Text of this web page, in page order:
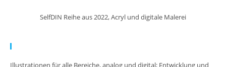
SelfDIN Reihe aus 2022, Acryl und digitale Malerei
Illustrationen für alle Bereiche, analog und digital; Entwicklung und